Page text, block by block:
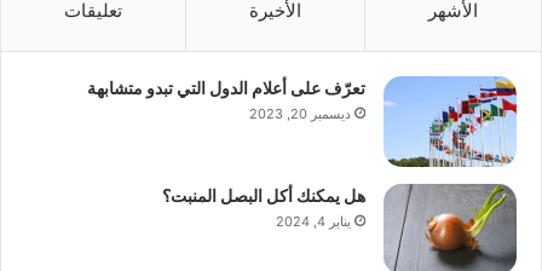
الأشهر الأخيرة تعليقات
تعرّف على أعلام الدول التي تبدو متشابهة
ديسمبر 20, 2023
هل يمكنك أكل البصل المنبت؟
يناير 4, 2024